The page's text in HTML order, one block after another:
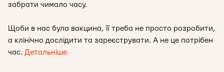
забрати чимало часу.
Щоби в нас була вакцина, її треба не просто розробити,
а клінічно дослідити та зареєструвати. А не це потрібен
час. Детальніше